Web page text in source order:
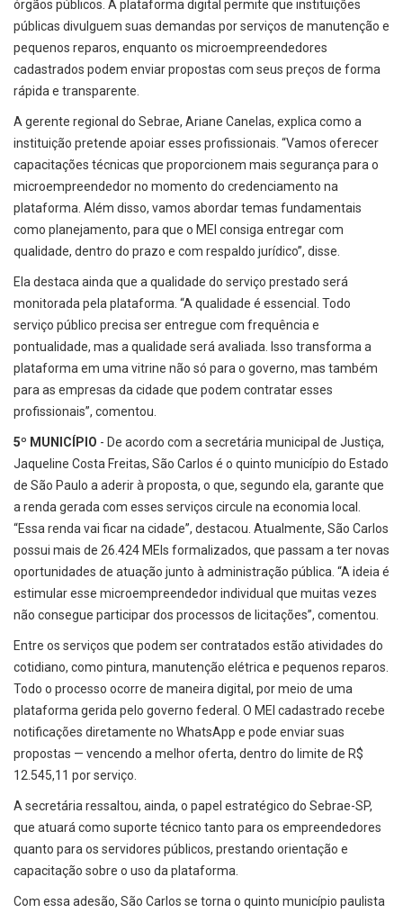
órgãos públicos. A plataforma digital permite que instituições
públicas divulguem suas demandas por serviços de manutenção e
pequenos reparos, enquanto os microempreendedores
cadastrados podem enviar propostas com seus preços de forma
rápida e transparente.
A gerente regional do Sebrae, Ariane Canelas, explica como a
instituição pretende apoiar esses profissionais. “Vamos oferecer
capacitações técnicas que proporcionem mais segurança para o
microempreendedor no momento do credenciamento na
plataforma. Além disso, vamos abordar temas fundamentais
como planejamento, para que o MEI consiga entregar com
qualidade, dentro do prazo e com respaldo jurídico”, disse.
Ela destaca ainda que a qualidade do serviço prestado será
monitorada pela plataforma. “A qualidade é essencial. Todo
serviço público precisa ser entregue com frequência e
pontualidade, mas a qualidade será avaliada. Isso transforma a
plataforma em uma vitrine não só para o governo, mas também
para as empresas da cidade que podem contratar esses
profissionais”, comentou.
5º MUNICÍPIO - De acordo com a secretária municipal de Justiça,
Jaqueline Costa Freitas, São Carlos é o quinto município do Estado
de São Paulo a aderir à proposta, o que, segundo ela, garante que
a renda gerada com esses serviços circule na economia local.
“Essa renda vai ficar na cidade”, destacou. Atualmente, São Carlos
possui mais de 26.424 MEIs formalizados, que passam a ter novas
oportunidades de atuação junto à administração pública. “A ideia é
estimular esse microempreendedor individual que muitas vezes
não consegue participar dos processos de licitações”, comentou.
Entre os serviços que podem ser contratados estão atividades do
cotidiano, como pintura, manutenção elétrica e pequenos reparos.
Todo o processo ocorre de maneira digital, por meio de uma
plataforma gerida pelo governo federal. O MEI cadastrado recebe
notificações diretamente no WhatsApp e pode enviar suas
propostas — vencendo a melhor oferta, dentro do limite de R$
12.545,11 por serviço.
A secretária ressaltou, ainda, o papel estratégico do Sebrae-SP,
que atuará como suporte técnico tanto para os empreendedores
quanto para os servidores públicos, prestando orientação e
capacitação sobre o uso da plataforma.
Com essa adesão, São Carlos se torna o quinto município paulista